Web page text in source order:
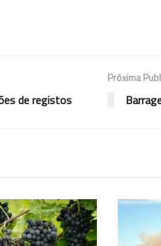
de registos
Próxima